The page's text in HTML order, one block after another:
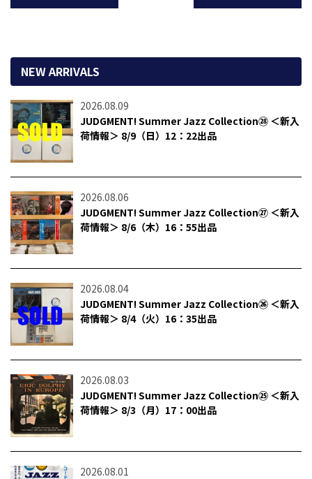
NEW ARRIVALS
2026.08.09
JUDGMENT! Summer Jazz Collection㉘ ＜新入
荷情報＞ 8/9（日）12：22出品
2026.08.06
JUDGMENT! Summer Jazz Collection㉗ ＜新入
荷情報＞ 8/6（木）16：55出品
2026.08.04
JUDGMENT! Summer Jazz Collection㉖ ＜新入
荷情報＞ 8/4（火）16：35出品
2026.08.03
JUDGMENT! Summer Jazz Collection㉕ ＜新入
荷情報＞ 8/3（月）17：00出品
2026.08.01